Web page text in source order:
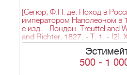
[Сегюр, Ф.П. де. Поход в
императором Наполеоном в
е изд. - Лондон: Treuttel and
and Richter, 1827. - Т. 1. - [2],
карт.; Т. 2. - [6], 382 с.;
History of the expedition to
the Emperor Napoleon in the
Treuttel and Wurtz, Treuttel
500 - 1